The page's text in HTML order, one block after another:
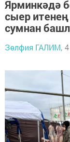
Ярминкәдә
сыер
сумнан
Зөлфия ГАЛИМ,